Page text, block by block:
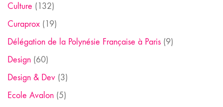
Culture (132)
Curaprox (19)
Délégation de la Polynésie Française à Paris (9)
Design (60)
Design & Dev (3)
Ecole Avalon (5)